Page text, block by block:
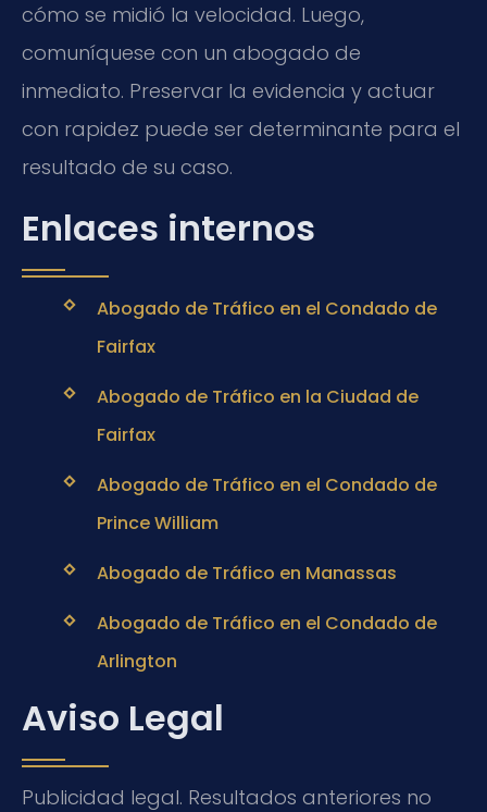
cómo se midió la velocidad. Luego,
comuníquese con un abogado de
inmediato. Preservar la evidencia y actuar
con rapidez puede ser determinante para el
resultado de su caso.
Enlaces internos
Abogado de Tráfico en el Condado de
Fairfax
Abogado de Tráfico en la Ciudad de
Fairfax
Abogado de Tráfico en el Condado de
Prince William
Abogado de Tráfico en Manassas
Abogado de Tráfico en el Condado de
Arlington
Aviso Legal
Publicidad legal. Resultados anteriores no